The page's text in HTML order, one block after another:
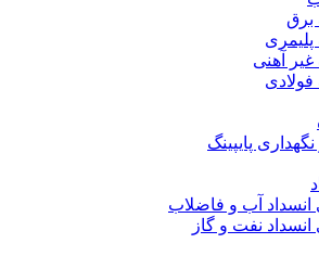
برق
پلیمری
غیر آهنی
فولادی
پایپینگ
انسداد آب و فاضلاب
انسداد نفت و گاز